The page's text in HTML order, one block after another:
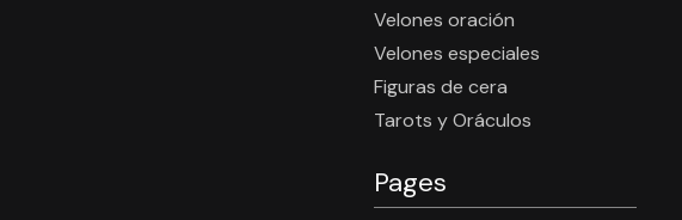
Velones oración
Velones especiales
Figuras de cera
Tarots y Oráculos
Pages